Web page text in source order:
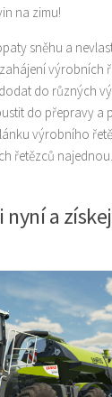
na zimu!
sněhu a
výrobních
do různých
do přepravy a
výrobního
řetězců
a